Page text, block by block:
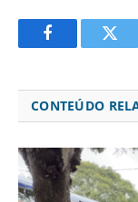
Facebook
CONTEÚDO